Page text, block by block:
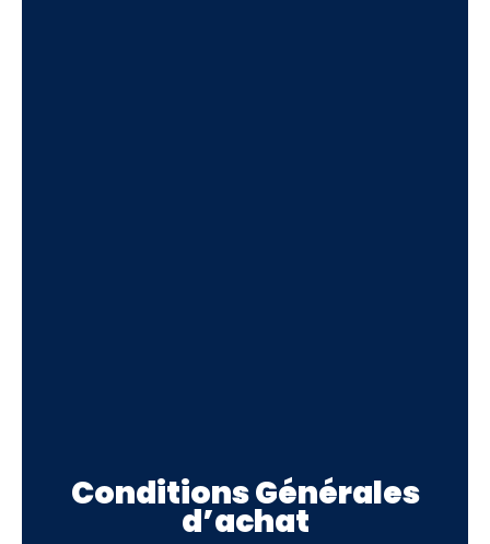
Conditions Générales
d’achat